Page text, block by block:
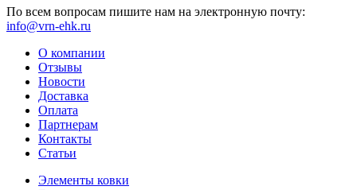
По всем вопросам пишите нам на электронную почту:
info@vrn-ehk.ru
О компании
Отзывы
Новости
Доставка
Оплата
Партнерам
Контакты
Статьи
Элементы ковки